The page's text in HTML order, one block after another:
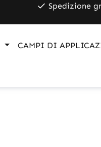
Spedizione
CAMPI DI